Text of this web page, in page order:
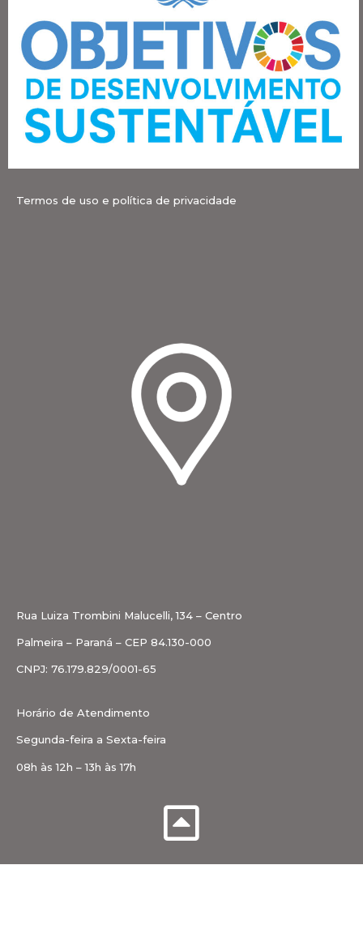
Termos de uso e política de privacidade
Rua Luiza Trombini Malucelli, 134 – Centro
Palmeira – Paraná – CEP 84.130-000
CNPJ: 76.179.829/0001-65
Horário de Atendimento
Segunda-feira a Sexta-feira
08h às 12h – 13h às 17h